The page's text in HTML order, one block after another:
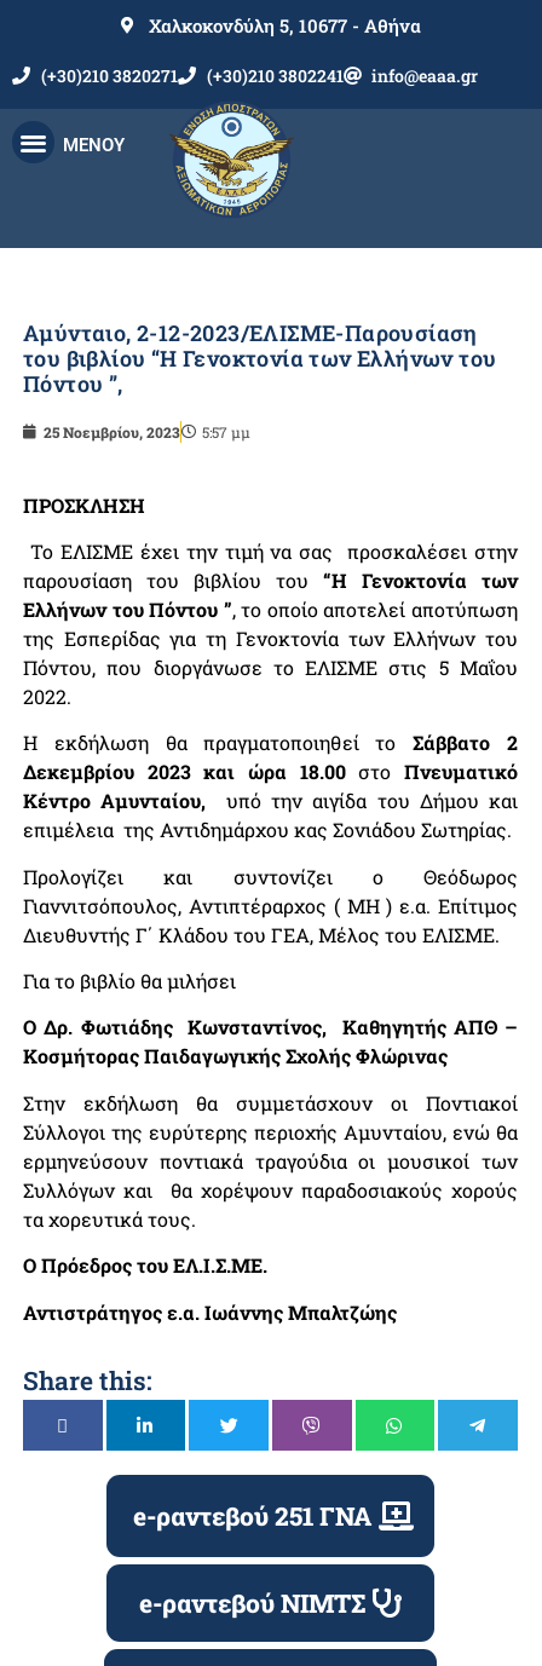
Χαλκοκονδύλη 5, 10677 - Αθήνα
(+30)210 3820271 (+30)210 3802241 info@eaaa.gr
ΜΕΝΟΥ
Αμύνταιο, 2-12-2023/ΕΛΙΣΜΕ-Παρουσίαση
του βιβλίου “Η Γενοκτονία των Ελλήνων του
Πόντου ”,
25 Νοεμβρίου, 2023 5:57 μμ
ΠΡΟΣΚΛΗΣΗ
Το ΕΛΙΣΜΕ έχει την τιμή να σας προσκαλέσει στην
παρουσίαση του βιβλίου του “Η Γενοκτονία των
Ελλήνων του Πόντου ”, το οποίο αποτελεί αποτύπωση
της Εσπερίδας για τη Γενοκτονία των Ελλήνων του
Πόντου, που διοργάνωσε το ΕΛΙΣΜΕ στις 5 Μαΐου
2022.
Η εκδήλωση θα πραγματοποιηθεί τοΣάββατο 2
Δεκεμβρίου 2023 και ώρα 18.00στοΠνευματικό
Κέντρο Αμυνταίου, υπό την αιγίδα του Δήμου και
επιμέλεια της Αντιδημάρχου κας Σονιάδου Σωτηρίας.
Προλογίζει και συντονίζει ο Θεόδωρος
Γιαννιτσόπουλος, Αντιπτέραρχος ( ΜΗ ) ε.α. Επίτιμος
Διευθυντής Γ΄ Κλάδου του ΓΕΑ, Μέλος του ΕΛΙΣΜΕ.
Για το βιβλίο θα μιλήσει
Ο Δρ. Φωτιάδης Κωνσταντίνος, Καθηγητής ΑΠΘ –
Κοσμήτορας Παιδαγωγικής Σχολής Φλώρινας
Στην εκδήλωση θα συμμετάσχουν οι Ποντιακοί
Σύλλογοι της ευρύτερης περιοχής Αμυνταίου, ενώ θα
ερμηνεύσουν ποντιακά τραγούδια οι μουσικοί των
Συλλόγων και θα χορέψουν παραδοσιακούς χορούς
τα χορευτικά τους.
Ο Πρόεδρος του ΕΛ.Ι.Σ.ΜΕ.
Αντιστράτηγοςε.α.Ιωάννης Μπαλτζώης
Share this:
e-ραντεβού 251 ΓΝΑ
e-ραντεβού ΝΙΜΤΣ